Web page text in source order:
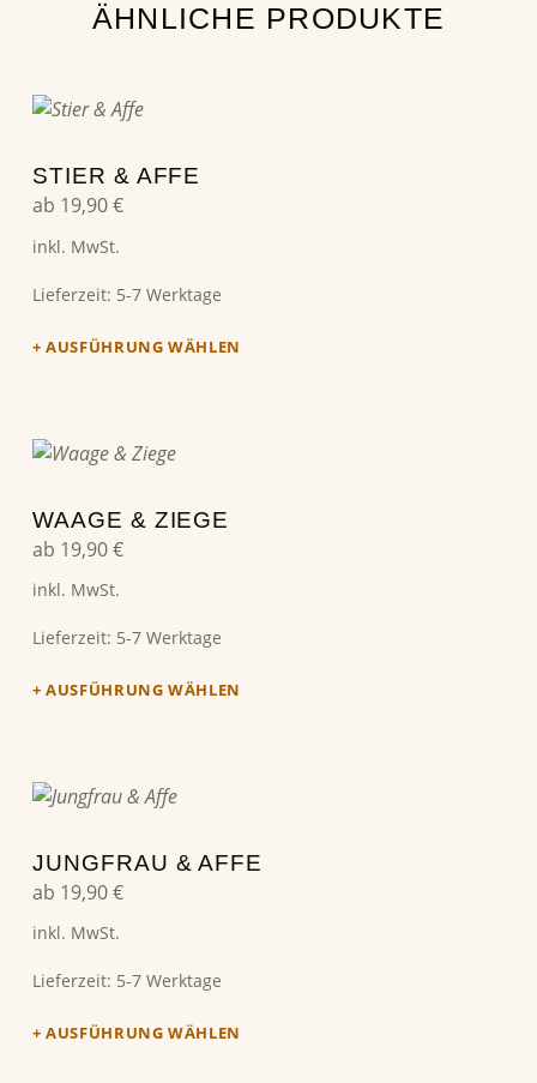
ÄHNLICHE PRODUKTE
STIER & AFFE
ab 19,90€
inkl. MwSt.
Lieferzeit: 5-7 Werktage
AUSFÜHRUNG WÄHLEN
Dieses Produkt weist mehrere Varianten auf. Die Optionen können auf der Produktseite gewählt werden
WAAGE & ZIEGE
ab 19,90€
inkl. MwSt.
Lieferzeit: 5-7 Werktage
AUSFÜHRUNG WÄHLEN
Dieses Produkt weist mehrere Varianten auf. Die Optionen können auf der Produktseite gewählt werden
JUNGFRAU & AFFE
ab 19,90€
inkl. MwSt.
Lieferzeit: 5-7 Werktage
AUSFÜHRUNG WÄHLEN
Dieses Produkt weist mehrere Varianten auf. Die Optionen können auf der Produktseite gewählt werden